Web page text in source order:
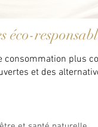
éco-
consommation plus
et des